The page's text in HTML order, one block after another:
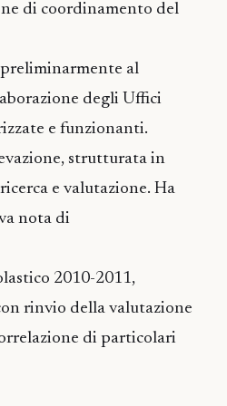
di coordinamento del
al
degli Uffici
e funzionanti.
strutturata in
e valutazione. Ha
nota di
2010-2011,
rinvio della valutazione
di particolari